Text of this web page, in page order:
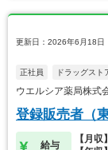
更新日：2026年6月18日
正社員 ドラッグスト
ウエルシア薬局株式
登録販売者（
給与
【月